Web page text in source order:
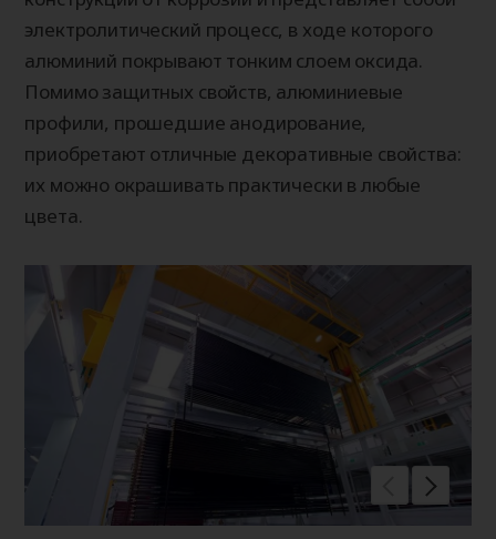
электролитический процесс, в ходе которого
алюминий покрывают тонким слоем оксида.
Помимо защитных свойств, алюминиевые
профили, прошедшие анодирование,
приобретают отличные декоративные свойства:
их можно окрашивать практически в любые
цвета.